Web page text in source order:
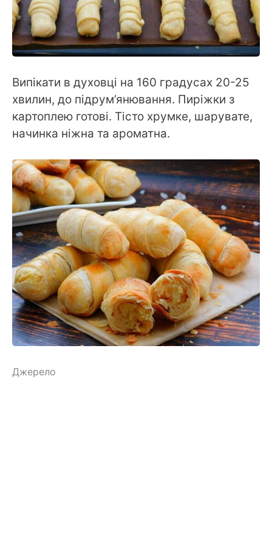
Випікати в духовці на 160 градусах 20-25
хвилин, до підрум’янювання. Пиріжки з
картоплею готові. Тісто хрумке, шарувате,
начинка ніжна та ароматна.
Джерело